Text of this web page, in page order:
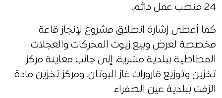
24 منصب عمل دائم.
كما أعطى إشارة انطلاق مشروع لإنجاز قاعة
مخصصة لعرض وبيع زيوت المحركات والعجلات
المطاطية ببلدية مشرية، إلى جانب معاينة مركز
تخزين وتوزيع قارورات غاز البوتان، ومركز تخزين مادة
الزفت ببلدية عين الصفراء.